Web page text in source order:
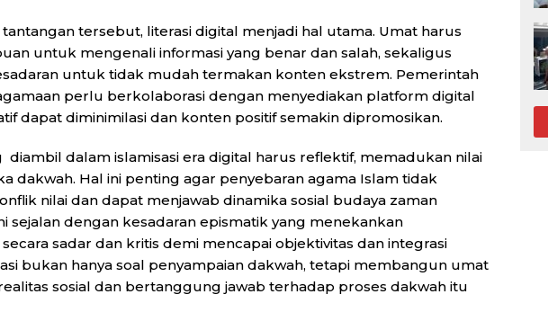
tersebut, literasi digital menjadi hal utama. Umat harus
untuk mengenali informasi yang benar dan salah, sekaligus
untuk tidak mudah termakan konten ekstrem. Pemerintah
perlu berkolaborasi dengan menyediakan platform digital
dapat diminimilasi dan konten positif semakin dipromosikan.
diambil dalam islamisasi era digital harus reflektif, memadukan nilai
dakwah. Hal ini penting agar penyebaran agama Islam tidak
nilai dan dapat menjawab dinamika sosial budaya zaman
sejalan dengan kesadaran epismatik yang menekankan
sadar dan kritis demi mencapai objektivitas dan integrasi
bukan hanya soal penyampaian dakwah, tetapi membangun umat
sosial dan bertanggung jawab terhadap proses dakwah itu